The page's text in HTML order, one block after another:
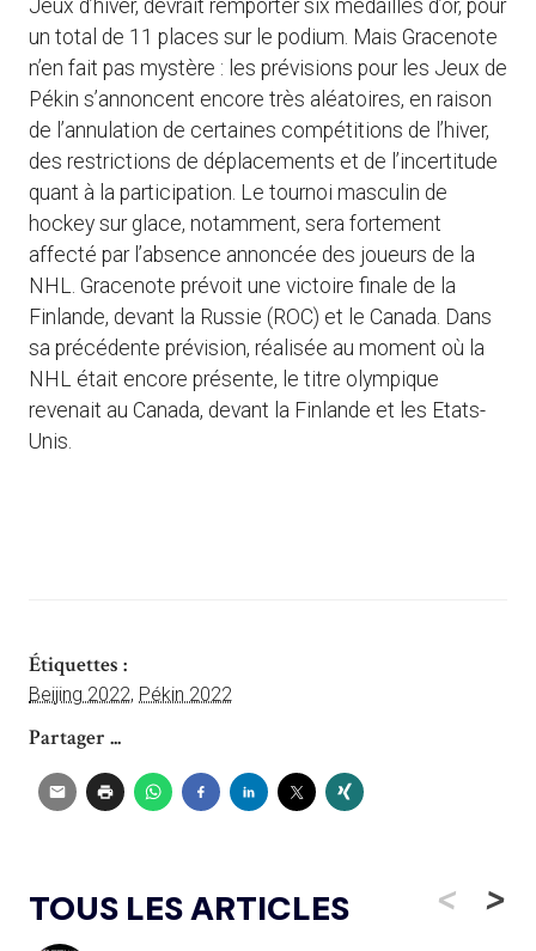
Jeux d’hiver, devrait remporter six médailles d’or, pour
un total de 11 places sur le podium. Mais Gracenote
n’en fait pas mystère : les prévisions pour les Jeux de
Pékin s’annoncent encore très aléatoires, en raison
de l’annulation de certaines compétitions de l’hiver,
des restrictions de déplacements et de l’incertitude
quant à la participation. Le tournoi masculin de
hockey sur glace, notamment, sera fortement
affecté par l’absence annoncée des joueurs de la
NHL. Gracenote prévoit une victoire finale de la
Finlande, devant la Russie (ROC) et le Canada. Dans
sa précédente prévision, réalisée au moment où la
NHL était encore présente, le titre olympique
revenait au Canada, devant la Finlande et les Etats-
Unis.
Étiquettes :
Beijing 2022, Pékin 2022
Partager ...
TOUS LES ARTICLES < >